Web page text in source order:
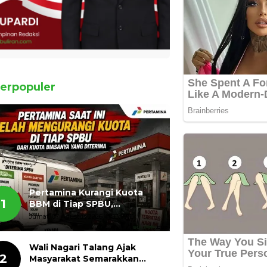
1
Pertamina Kurangi Kuota
BBM di Tiap SPBU,
Masyarakat Bertanya ada
Apa
Jumat, 07 Agustus 2026, 11:03 WIB
Wali Nagari Talang Ajak
Masyarakat Semarakkan